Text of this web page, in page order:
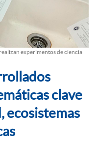
experimentos de ciencia
clave
ecosistemas